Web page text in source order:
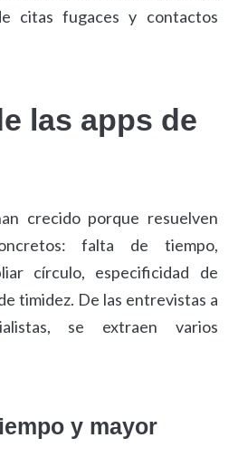
citas fugaces y contactos
las apps de
crecido porque resuelven
falta de tiempo,
círculo, especificidad de
timidez. De las entrevistas a
se extraen varios
y mayor